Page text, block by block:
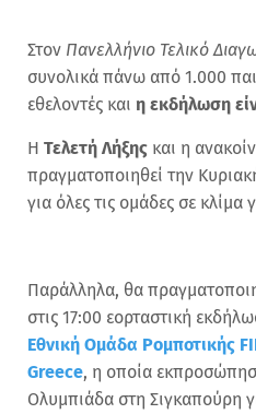
Στον Πανελλήνιο Τελικό
συνολικά πάνω από 1.000
εθελοντές και η εκδήλωση
Η Τελετή Λήξης και η
πραγματοποιηθεί την
για όλες τις ομάδες σε κλίμα
Παράλληλα, θα
στις 17:00 εορταστική
Εθνική Ομάδα Ρομποτικής
Greece, η οποία
Ολυμπιάδα στη Σιγκαπούρη